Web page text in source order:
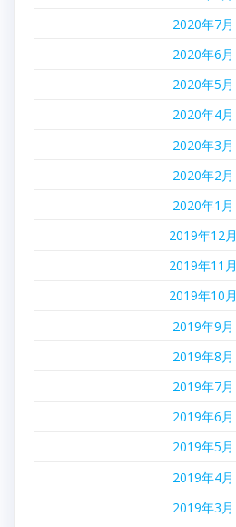
2020年7月
2020年6月
2020年5月
2020年4月
2020年3月
2020年2月
2020年1月
2019年12月
2019年11月
2019年10月
2019年9月
2019年8月
2019年7月
2019年6月
2019年5月
2019年4月
2019年3月